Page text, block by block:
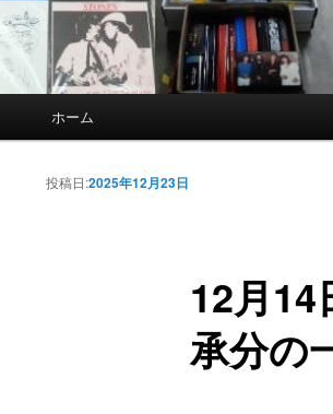
メインコンテンツへ移動
サブコンテンツへ移動
ホーム
12月14
承分の
投稿日:2025年12月23日